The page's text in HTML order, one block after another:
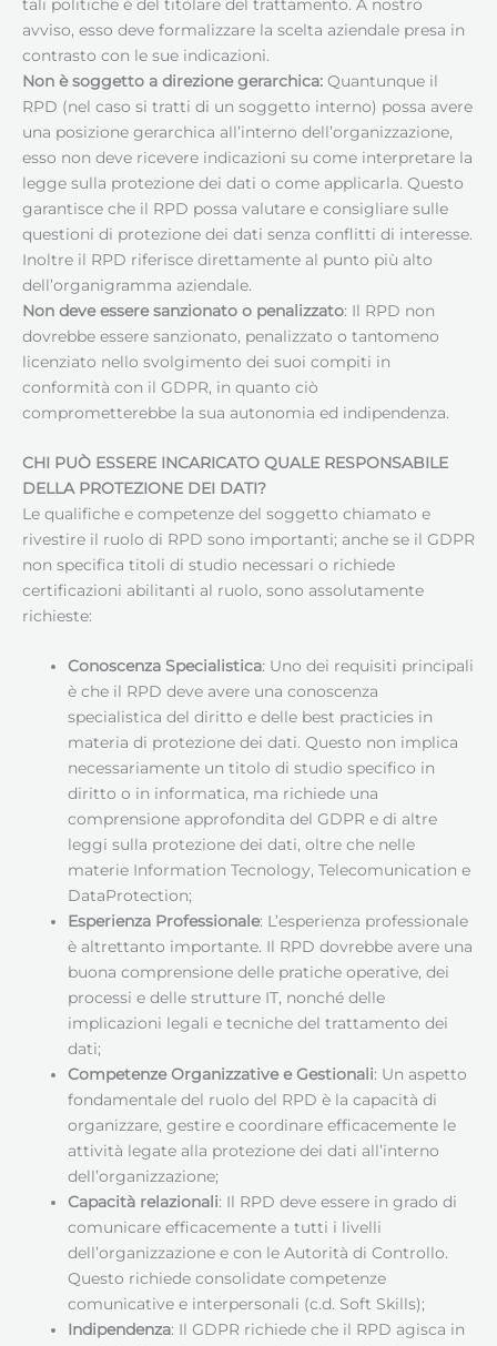
tali politiche è del titolare del trattamento. A nostro
avviso, esso deve formalizzare la scelta aziendale presa in
contrasto con le sue indicazioni.
Non è soggetto a direzione gerarchica: Quantunque il
RPD (nel caso si tratti di un soggetto interno) possa avere
una posizione gerarchica all’interno dell’organizzazione,
esso non deve ricevere indicazioni su come interpretare la
legge sulla protezione dei dati o come applicarla. Questo
garantisce che il RPD possa valutare e consigliare sulle
questioni di protezione dei dati senza conflitti di interesse.
Inoltre il RPD riferisce direttamente al punto più alto
dell’organigramma aziendale.
Non deve essere sanzionato o penalizzato: Il RPD non
dovrebbe essere sanzionato, penalizzato o tantomeno
licenziato nello svolgimento dei suoi compiti in
conformità con il GDPR, in quanto ciò
comprometterebbe la sua autonomia ed indipendenza.
CHI PUÒ ESSERE INCARICATO QUALE RESPONSABILE
DELLA PROTEZIONE DEI DATI?
Le qualifiche e competenze del soggetto chiamato e
rivestire il ruolo di RPD sono importanti; anche se il GDPR
non specifica titoli di studio necessari o richiede
certificazioni abilitanti al ruolo, sono assolutamente
richieste:
Conoscenza Specialistica: Uno dei requisiti principali
è che il RPD deve avere una conoscenza
specialistica del diritto e delle best practicies in
materia di protezione dei dati. Questo non implica
necessariamente un titolo di studio specifico in
diritto o in informatica, ma richiede una
comprensione approfondita del GDPR e di altre
leggi sulla protezione dei dati, oltre che nelle
materie Information Tecnology, Telecomunication e
DataProtection;
Esperienza Professionale: L’esperienza professionale
è altrettanto importante. Il RPD dovrebbe avere una
buona comprensione delle pratiche operative, dei
processi e delle strutture IT, nonché delle
implicazioni legali e tecniche del trattamento dei
dati;
Competenze Organizzative e Gestionali: Un aspetto
fondamentale del ruolo del RPD è la capacità di
organizzare, gestire e coordinare efficacemente le
attività legate alla protezione dei dati all’interno
dell’organizzazione;
Capacità relazionali: Il RPD deve essere in grado di
comunicare efficacemente a tutti i livelli
dell’organizzazione e con le Autorità di Controllo.
Questo richiede consolidate competenze
comunicative e interpersonali (c.d. Soft Skills);
Indipendenza: Il GDPR richiede che il RPD agisca in